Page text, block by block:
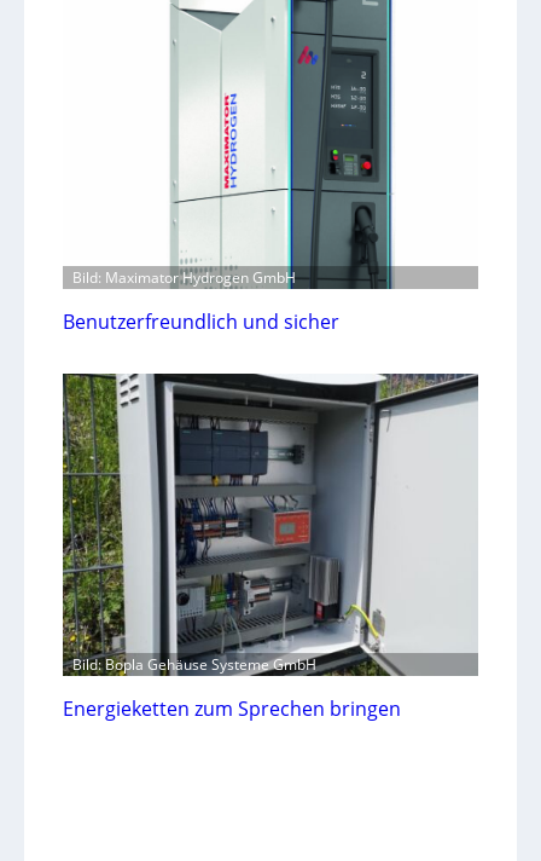
Bild: Maximator Hydrogen GmbH
Benutzerfreundlich und sicher
Bild: Bopla Gehäuse Systeme GmbH
Energieketten zum Sprechen bringen